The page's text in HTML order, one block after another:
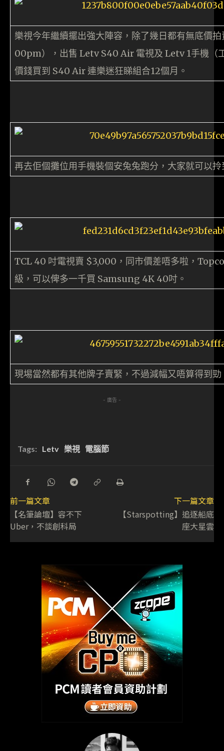
樂視今年繼續擺出強大陣容，除了幾日都有無底價
00pm），出售 Letv S40 Air 電視及 Letv 1手機（
價錢買到 S40 Air 連樂迷狂睇組合12個月。
再去佢個攤位用手機裝個安兔兔跑分，大家就可以
TCL 40 吋電視賣 $3,000，同市價差唔多啦，
級，可以俾多一千買 Samsung 4K 40吋。
現埸當然都有其他牌子賣緊，不過減幅又唔算得到
- 廣告 -
Tags: Letv 樂視 電腦節
前一篇文章
【名筆論壇】容不下
Uber，不談創科局
下一篇文章
【Starspotting】追逐船底
座大星雲